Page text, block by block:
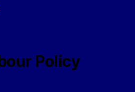
Policy